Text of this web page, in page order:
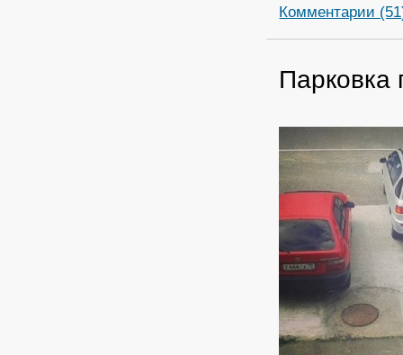
Комментарии
Парковка